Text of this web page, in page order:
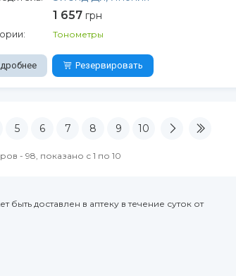
1 657грн
Тонометры
Резервировать
5 6 7 8 9 10
- 98, показано с 1 по 10
быть доставлен в аптеку в течение суток от